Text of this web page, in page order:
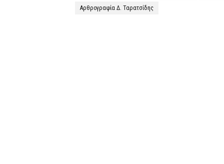
Αρθρογραφία Δ. Ταρατσίδης